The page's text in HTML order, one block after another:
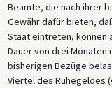
Beamte, die nach ihrer
Gewähr dafür bieten,
Staat eintreten, können
Dauer von drei Monaten
bisherigen Bezüge
Viertel des Ruhegeldes